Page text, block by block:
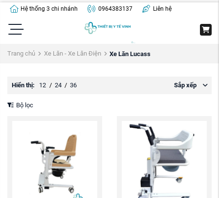
Hệ thống 3 chi nhánh 0964383137 Liên hệ
Trang chủ Xe Lăn - Xe Lăn Điện Xe Lăn Lucass
Hiển thị: 12 / 24 / 36 Sắp xếp
Bộ lọc